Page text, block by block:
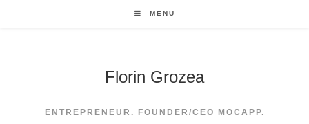
MENU
Florin Grozea
ENTREPRENEUR. FOUNDER/CEO MOCAPP.